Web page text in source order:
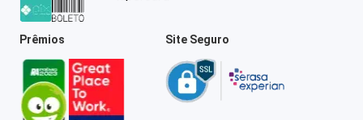
Prêmios Site Seguro